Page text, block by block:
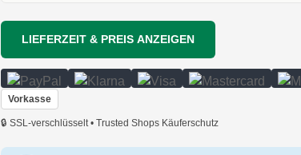
LIEFERZEIT & PREIS ANZEIGEN
Vorkasse
🔒 SSL-verschlüsselt • Trusted Shops Käuferschutz